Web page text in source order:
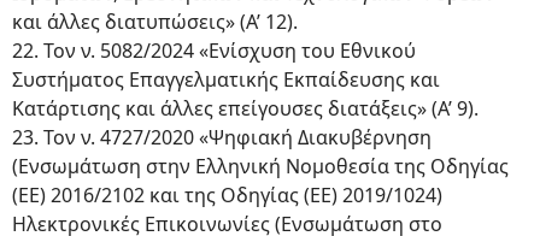
και άλλες διατυπώσεις» (Α’ 12).
22. Τον ν. 5082/2024 «Ενίσχυση του Εθνικού
Συστήματος Επαγγελματικής Εκπαίδευσης και
Κατάρτισης και άλλες επείγουσες διατάξεις» (Α’ 9).
23. Τον ν. 4727/2020 «Ψηφιακή Διακυβέρνηση
(Ενσωμάτωση στην Ελληνική Νομοθεσία της Οδηγίας
(ΕΕ) 2016/2102 και της Οδηγίας (ΕΕ) 2019/1024)
Ηλεκτρονικές Επικοινωνίες (Ενσωμάτωση στο